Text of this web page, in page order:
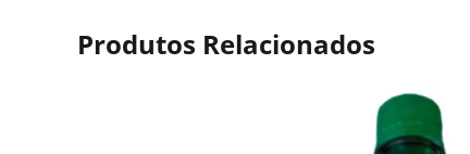
Produtos Relacionados